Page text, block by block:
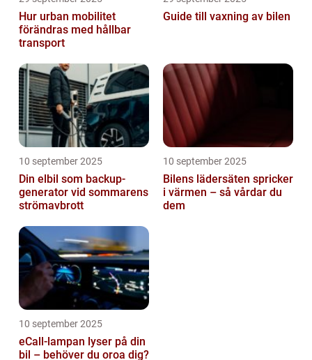
Hur urban mobilitet
förändras med hållbar
transport
Guide till vaxning av bilen
10 september 2025
Din elbil som backup-
generator vid sommarens
strömavbrott
10 september 2025
Bilens lädersäten spricker
i värmen – så vårdar du
dem
10 september 2025
eCall-lampan lyser på din
bil – behöver du oroa dig?